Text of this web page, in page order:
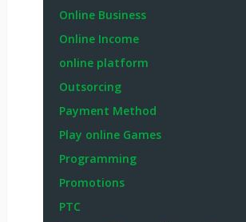
Online Business
Online Income
online platform
Outsorcing
Payment Method
Play online Games
Programming
Promotions
PTC